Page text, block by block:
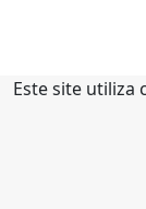
Este site utiliza